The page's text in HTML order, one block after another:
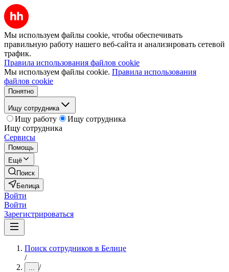
Мы используем файлы cookie, чтобы обеспечивать
правильную работу нашего веб-сайта и анализировать сетевой
трафик.
Правила использования файлов cookie
Мы используем файлы cookie. Правила использования
файлов cookie
Понятно
Ищу сотрудника
Ищу работу
Ищу сотрудника
Ищу сотрудника
Сервисы
Помощь
Ещё
Поиск
Белица
Войти
Войти
Зарегистрироваться
Поиск сотрудников в Белице
/
... /